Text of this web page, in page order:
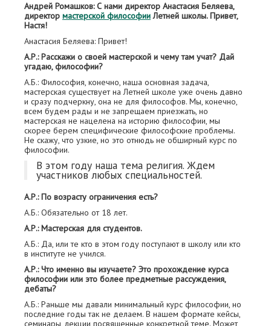
Андрей Ромашков: С нами директор Анастасия Беляева,
директор мастерской философииЛетней школы. Привет,
Настя!
Анастасия Беляева: Привет!
А.Р.: Расскажи о своей мастерской и чему там учат? Дай
угадаю, философии?
А.Б.: Философия, конечно, наша основная задача,
мастерская существует на Летней школе уже очень давно
и сразу подчеркну, она не для философов. Мы, конечно,
всем будем рады и не запрещаем приезжать, но
мастерская не нацелена на историю философии, мы
скорее берем специфические философские проблемы.
Не скажу, что узкие, но это отнюдь не обширный курс по
философии.
В этом году наша тема религия. Ждем
участников любых специальностей.
А.Р.: По возрасту ограничения есть?
А.Б.: Обязательно от 18 лет.
А.Р.: Мастерская для студентов.
А.Б.: Да, или те кто в этом году поступают в школу или кто
в институте не учился.
А.Р.: Что именно вы изучаете? Это прохождение курса
философии или это более предметные рассуждения,
дебаты?
А.Б.: Раньше мы давали минимальный курс философии, но
последние годы так не делаем. В нашем формате кейсы,
семинары, лекции посвященные конкретной теме. Может